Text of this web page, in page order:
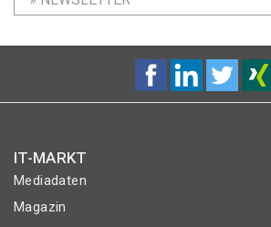
IT-MARKT
Mediadaten
Magazin